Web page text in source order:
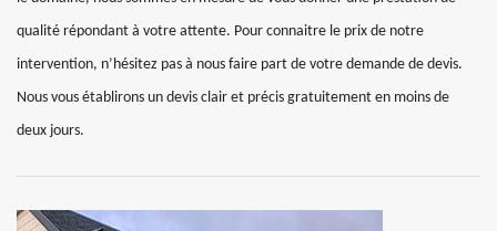
qualité répondant à votre attente. Pour connaitre le prix de notre
intervention, n’hésitez pas à nous faire part de votre demande de devis.
Nous vous établirons un devis clair et précis gratuitement en moins de
deux jours.